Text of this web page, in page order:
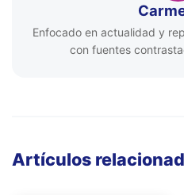
Enfocado en actualidad y
con fuentes
Artículos